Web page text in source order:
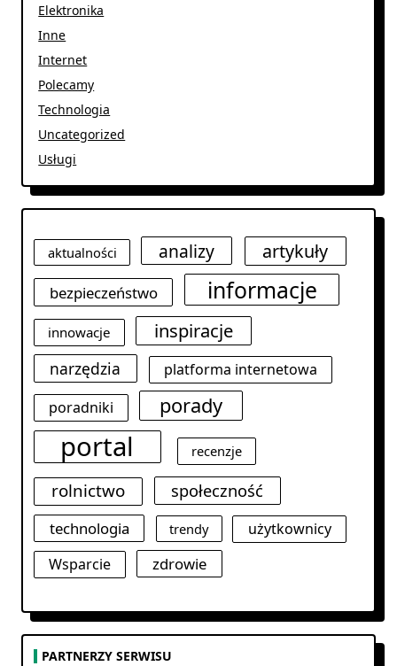
Elektronika
Inne
Internet
Polecamy
Technologia
Uncategorized
Usługi
aktualności analizy artykuły
bezpieczeństwo informacje
innowacje inspiracje
narzędzia
platforma internetowa
poradniki
porady
portal recenzje
rolnictwo społeczność
technologia trendy
użytkownicy
Wsparcie
zdrowie
PARTNERZY SERWISU